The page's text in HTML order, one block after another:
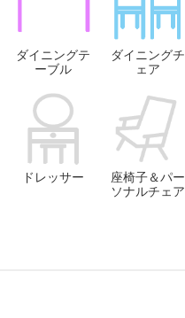
ダイニングテ
ーブル
ダイニングチ
ェア
ドレッサー
座椅子＆パー
ソナルチェア